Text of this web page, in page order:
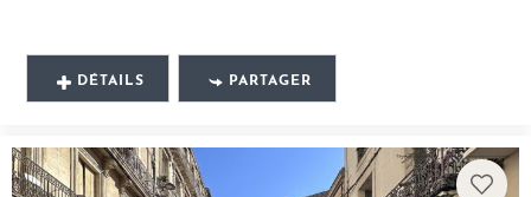
DÉTAILS PARTAGER